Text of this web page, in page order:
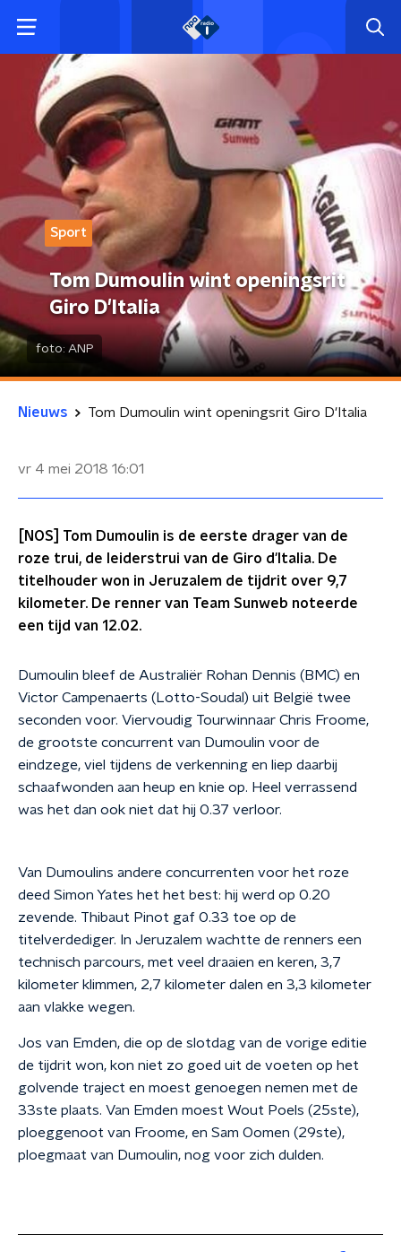
Sport
Tom Dumoulin wint openingsrit
Giro D'Italia
foto: ANP
Nieuws Tom Dumoulin wint openingsrit Giro D'Italia
vr 4 mei 2018 16:01
[NOS] Tom Dumoulin is de eerste drager van de
roze trui, de leiderstrui van de Giro d'Italia. De
titelhouder won in Jeruzalem de tijdrit over 9,7
kilometer. De renner van Team Sunweb noteerde
een tijd van 12.02.
Dumoulin bleef de Australiër Rohan Dennis (BMC) en
Victor Campenaerts (Lotto-Soudal) uit België twee
seconden voor. Viervoudig Tourwinnaar Chris Froome,
de grootste concurrent van Dumoulin voor de
eindzege, viel tijdens de verkenning en liep daarbij
schaafwonden aan heup en knie op. Heel verrassend
was het dan ook niet dat hij 0.37 verloor.
Van Dumoulins andere concurrenten voor het roze
deed Simon Yates het het best: hij werd op 0.20
zevende. Thibaut Pinot gaf 0.33 toe op de
titelverdediger. In Jeruzalem wachtte de renners een
technisch parcours, met veel draaien en keren, 3,7
kilometer klimmen, 2,7 kilometer dalen en 3,3 kilometer
aan vlakke wegen.
Jos van Emden, die op de slotdag van de vorige editie
de tijdrit won, kon niet zo goed uit de voeten op het
golvende traject en moest genoegen nemen met de
33ste plaats. Van Emden moest Wout Poels (25ste),
ploeggenoot van Froome, en Sam Oomen (29ste),
ploegmaat van Dumoulin, nog voor zich dulden.